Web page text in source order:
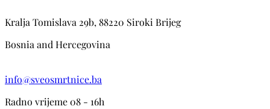
Kralja Tomislava 29b, 88220 Siroki Brijeg
Bosnia and Hercegovina
info@sveosmrtnice.ba
Radno vrijeme 08 - 16h